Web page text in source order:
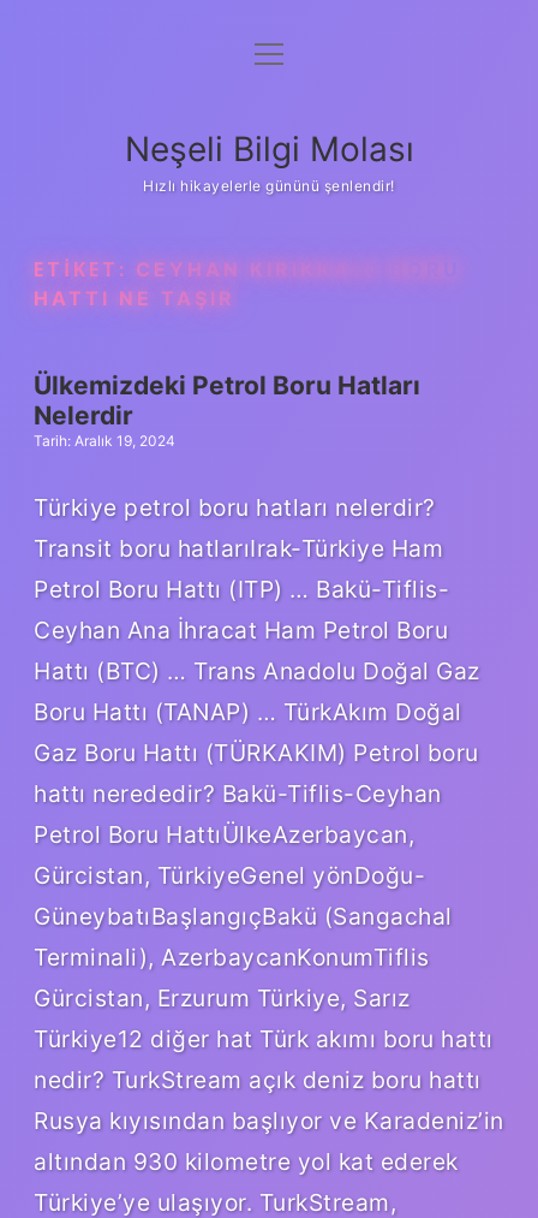
Anasayfa
Yasal Uyarı
menüyü
Neşeli Bilgi Molası
Hızlı hikayelerle gününü şenlendir!
ETIKET: CEYHAN KIRIKKALE BORU
HATTI NE TAŞIR
Ülkemizdeki Petrol Boru Hatları
Nelerdir
Tarih: Aralık 19, 2024
Türkiye petrol boru hatları nelerdir?
Transit boru hatlarıIrak-Türkiye Ham
Petrol Boru Hattı (ITP) … Bakü-Tiflis-
Ceyhan Ana İhracat Ham Petrol Boru
Hattı (BTC) … Trans Anadolu Doğal Gaz
Boru Hattı (TANAP) … TürkAkım Doğal
Gaz Boru Hattı (TÜRKAKIM) Petrol boru
hattı nerededir? Bakü-Tiflis-Ceyhan
Petrol Boru HattıÜlkeAzerbaycan,
Gürcistan, TürkiyeGenel yönDoğu-
GüneybatıBaşlangıçBakü (Sangachal
Terminali), AzerbaycanKonumTiflis
Gürcistan, Erzurum Türkiye, Sarız
Türkiye12 diğer hat Türk akımı boru hattı
nedir? TurkStream açık deniz boru hattı
Rusya kıyısından başlıyor ve Karadeniz’in
altından 930 kilometre yol kat ederek
Türkiye’ye ulaşıyor. TurkStream,